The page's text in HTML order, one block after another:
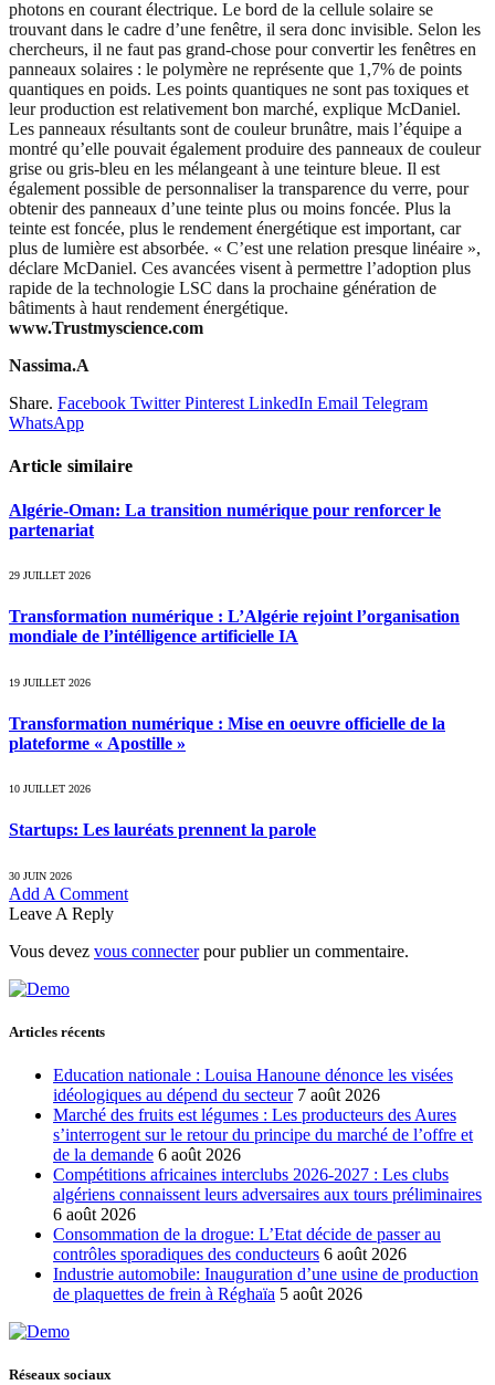
photons en courant électrique. Le bord de la cellule solaire se
trouvant dans le cadre d’une fenêtre, il sera donc invisible. Selon les
chercheurs, il ne faut pas grand-chose pour convertir les fenêtres en
panneaux solaires : le polymère ne représente que 1,7% de points
quantiques en poids. Les points quantiques ne sont pas toxiques et
leur production est relativement bon marché, explique McDaniel.
Les panneaux résultants sont de couleur brunâtre, mais l’équipe a
montré qu’elle pouvait également produire des panneaux de couleur
grise ou gris-bleu en les mélangeant à une teinture bleue. Il est
également possible de personnaliser la transparence du verre, pour
obtenir des panneaux d’une teinte plus ou moins foncée. Plus la
teinte est foncée, plus le rendement énergétique est important, car
plus de lumière est absorbée. « C’est une relation presque linéaire »,
déclare McDaniel. Ces avancées visent à permettre l’adoption plus
rapide de la technologie LSC dans la prochaine génération de
bâtiments à haut rendement énergétique.
www.Trustmyscience.com
Nassima.A
Share. Facebook Twitter Pinterest LinkedIn Email Telegram
WhatsApp
Article similaire
Algérie-Oman: La transition numérique pour renforcer le
partenariat
29 JUILLET 2026
Transformation numérique : L’Algérie rejoint l’organisation
mondiale de l’intélligence artificielle IA
19 JUILLET 2026
Transformation numérique : Mise en oeuvre officielle de la
plateforme « Apostille »
10 JUILLET 2026
Startups: Les lauréats prennent la parole
30 JUIN 2026
Add A Comment
Leave A Reply
Vous devez vous connecterpour publier un commentaire.
Articles récents
Education nationale : Louisa Hanoune dénonce les visées
idéologiques au dépend du secteur 7 août 2026
Marché des fruits est légumes : Les producteurs des Aures
s’interrogent sur le retour du principe du marché de l’offre et
de la demande 6 août 2026
Compétitions africaines interclubs 2026-2027 : Les clubs
algériens connaissent leurs adversaires aux tours préliminaires
6 août 2026
Consommation de la drogue: L’Etat décide de passer au
contrôles sporadiques des conducteurs 6 août 2026
Industrie automobile: Inauguration d’une usine de production
de plaquettes de frein à Réghaïa 5 août 2026
Réseaux sociaux